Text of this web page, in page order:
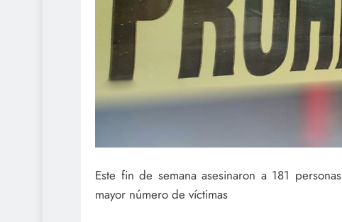
Este fin de semana asesinaron a 181
mayor número de víctimas